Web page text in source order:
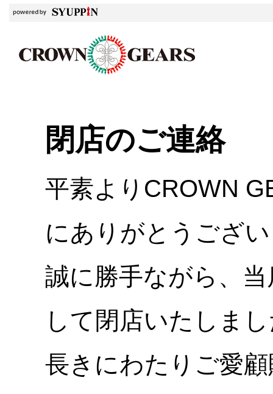
閉店のご連絡
平素よりCROWN
にありがとうござ
誠に勝手ながら、
して閉店いたしま
長きにわたりご愛